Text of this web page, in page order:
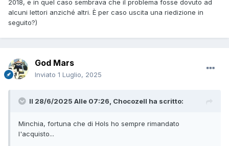
2018, e in quel caso sembrava che il problema fosse dovuto ad
alcuni lettori anziché altri. È per caso uscita una riedizione in
seguito?)
God Mars
Inviato 1 Luglio, 2025
Il 28/6/2025 Alle 07:26, Chocozell ha scritto:
Minchia, fortuna che di Hols ho sempre rimandato
l'acquisto...